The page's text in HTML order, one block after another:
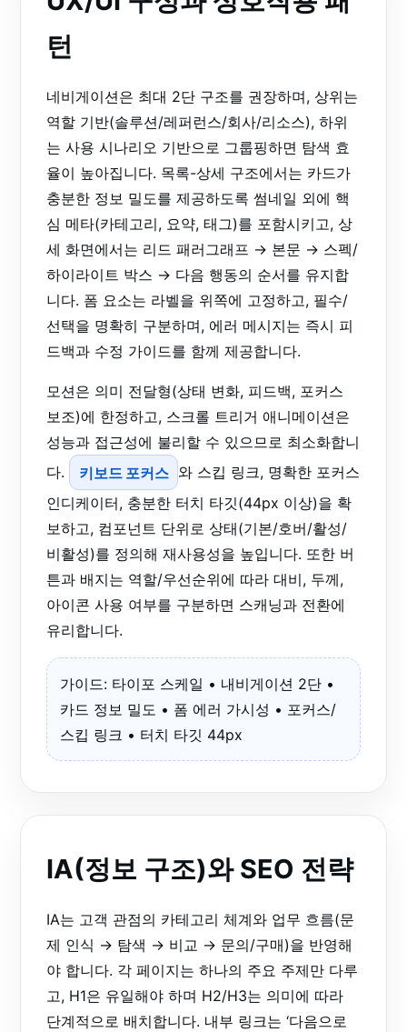
턴
네비게이션은 최대 2단 구조를 권장하며, 상위는
역할 기반(솔루션/레퍼런스/회사/리소스), 하위
는 사용 시나리오 기반으로 그룹핑하면 탐색 효
율이 높아집니다. 목록-상세 구조에서는 카드가
충분한 정보 밀도를 제공하도록 썸네일 외에 핵
심 메타(카테고리, 요약, 태그)를 포함시키고, 상
세 화면에서는 리드 패러그래프 → 본문 → 스펙/
하이라이트 박스 → 다음 행동의 순서를 유지합
니다. 폼 요소는 라벨을 위쪽에 고정하고, 필수/
선택을 명확히 구분하며, 에러 메시지는 즉시 피
드백과 수정 가이드를 함께 제공합니다.
모션은 의미 전달형(상태 변화, 피드백, 포커스
보조)에 한정하고, 스크롤 트리거 애니메이션은
성능과 접근성에 불리할 수 있으므로 최소화합니
다.
키보드 포커스 와 스킵 링크, 명확한 포커스
인디케이터, 충분한 터치 타깃(44px 이상)을 확
보하고, 컴포넌트 단위로 상태(기본/호버/활성/
비활성)를 정의해 재사용성을 높입니다. 또한 버
튼과 배지는 역할/우선순위에 따라 대비, 두께,
아이콘 사용 여부를 구분하면 스캐닝과 전환에
유리합니다.
가이드: 타이포 스케일 • 내비게이션 2단 •
카드 정보 밀도 • 폼 에러 가시성 • 포커스/
스킵 링크 • 터치 타깃 44px
IA(정보 구조)와 SEO 전략
IA는 고객 관점의 카테고리 체계와 업무 흐름(문
제 인식 → 탐색 → 비교 → 문의/구매)을 반영해
야 합니다. 각 페이지는 하나의 주요 주제만 다루
고, H1은 유일해야 하며 H2/H3는 의미에 따라
단계적으로 배치합니다. 내부 링크는 ‘다음으로